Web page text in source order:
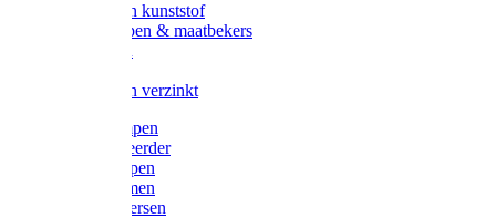
Voerbakken kunststof
Voerscheppen & maatbekers
Voerbakken verzinkt
Warmtelampen
Staartcoupeerder
Biggenkappen
Neuskrammen
Varken diversen